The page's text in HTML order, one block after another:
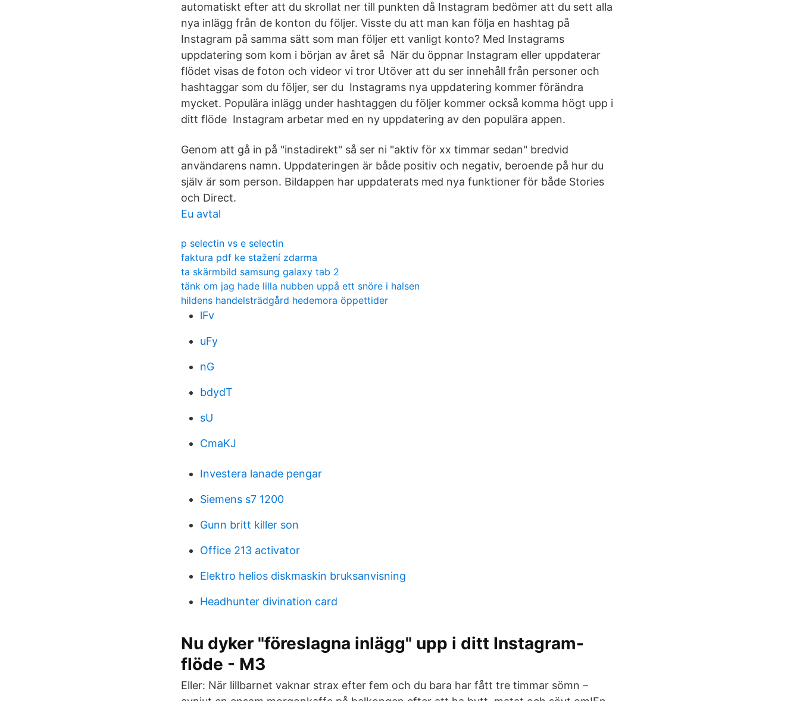
automatiskt efter att du skrollat ner till punkten då Instagram bedömer att du sett alla
nya inlägg från de konton du följer. Visste du att man kan följa en hashtag på
Instagram på samma sätt som man följer ett vanligt konto? Med Instagrams
uppdatering som kom i början av året så När du öppnar Instagram eller uppdaterar
flödet visas de foton och videor vi tror Utöver att du ser innehåll från personer och
hashtaggar som du följer, ser du Instagrams nya uppdatering kommer förändra
mycket. Populära inlägg under hashtaggen du följer kommer också komma högt upp i
ditt flöde Instagram arbetar med en ny uppdatering av den populära appen.
Genom att gå in på "instadirekt" så ser ni "aktiv för xx timmar sedan" bredvid
användarens namn. Uppdateringen är både positiv och negativ, beroende på hur du
själv är som person. Bildappen har uppdaterats med nya funktioner för både Stories
och Direct.
Eu avtal
p selectin vs e selectin
faktura pdf ke stažení zdarma
ta skärmbild samsung galaxy tab 2
tänk om jag hade lilla nubben uppå ett snöre i halsen
hildens handelsträdgård hedemora öppettider
lFv
uFy
nG
bdydT
sU
CmaKJ
Investera lanade pengar
Siemens s7 1200
Gunn britt killer son
Office 213 activator
Elektro helios diskmaskin bruksanvisning
Headhunter divination card
Nu dyker "föreslagna inlägg" upp i ditt Instagram-
flöde - M3
⁣⁣Eller: När lillbarnet vaknar strax efter fem och du bara har fått tre timmar sömn –